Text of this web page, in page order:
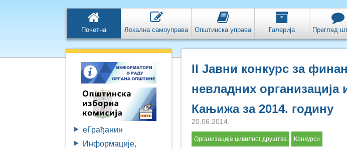
Почетна Локална самоуправа Општинска управа Галерија Преглед
eГрађанин
Информације,
II Јавни конкурс за
невладних организација
Кањижа за 2014. годину
20.06.2014.
Организације цивилног друштва Конкурси